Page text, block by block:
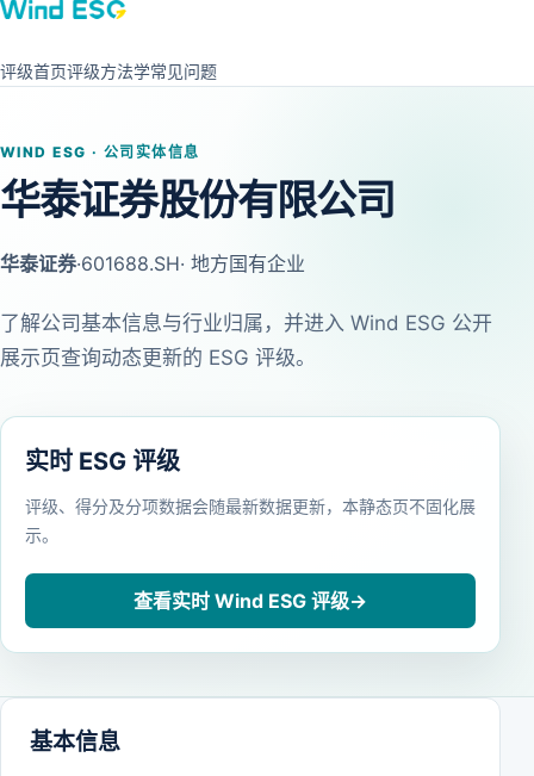
评级首页评级方法学常见问题
WIND ESG · 公司实体信息
华泰证券股份有限公司
华泰证券·601688.SH· 地方国有企业
了解公司基本信息与行业归属，并进入 Wind ESG 公开
展示页查询动态更新的 ESG 评级。
实时 ESG 评级
评级、得分及分项数据会随最新数据更新，本静态页不固化展
示。
查看实时 Wind ESG 评级→
基本信息